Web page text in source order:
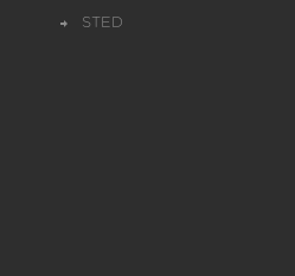
STED